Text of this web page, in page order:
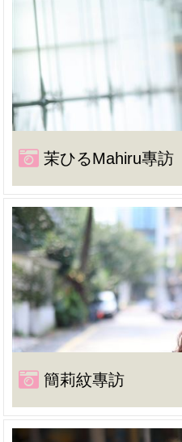
茉ひるMahiru專訪
簡莉紋專訪